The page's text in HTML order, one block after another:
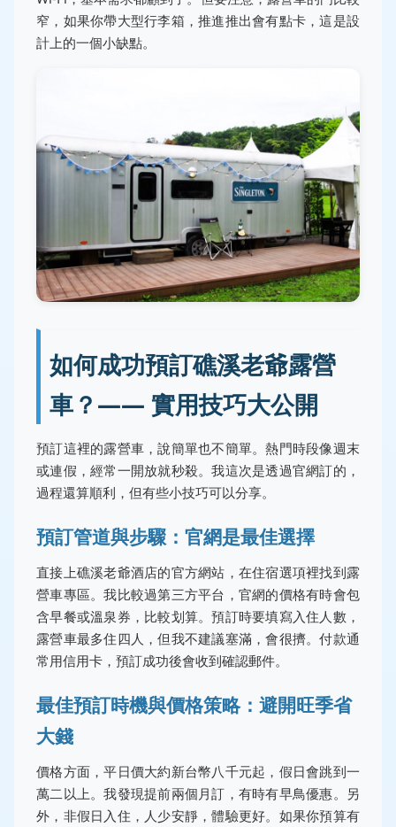
窄，如果你帶大型行李箱，推進推出會有點卡，這是設
計上的一個小缺點。
如何成功預訂礁溪老爺露營
車？—— 實用技巧大公開
預訂這裡的露營車，說簡單也不簡單。熱門時段像週末
或連假，經常一開放就秒殺。我這次是透過官網訂的，
過程還算順利，但有些小技巧可以分享。
預訂管道與步驟：官網是最佳選擇
直接上礁溪老爺酒店的官方網站，在住宿選項裡找到露
營車專區。我比較過第三方平台，官網的價格有時會包
含早餐或溫泉券，比較划算。預訂時要填寫入住人數，
露營車最多住四人，但我不建議塞滿，會很擠。付款通
常用信用卡，預訂成功後會收到確認郵件。
最佳預訂時機與價格策略：避開旺季省
大錢
價格方面，平日價大約新台幣八千元起，假日會跳到一
萬二以上。我發現提前兩個月訂，有時有早鳥優惠。另
外，非假日入住，人少安靜，體驗更好。如果你預算有